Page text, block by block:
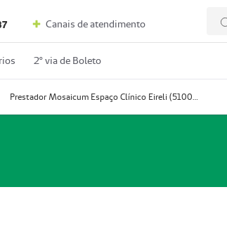
Canais de atendimento
2º via de Boleto
Prestador Mosaicum Espaço Clínico Eireli (51004355-5)